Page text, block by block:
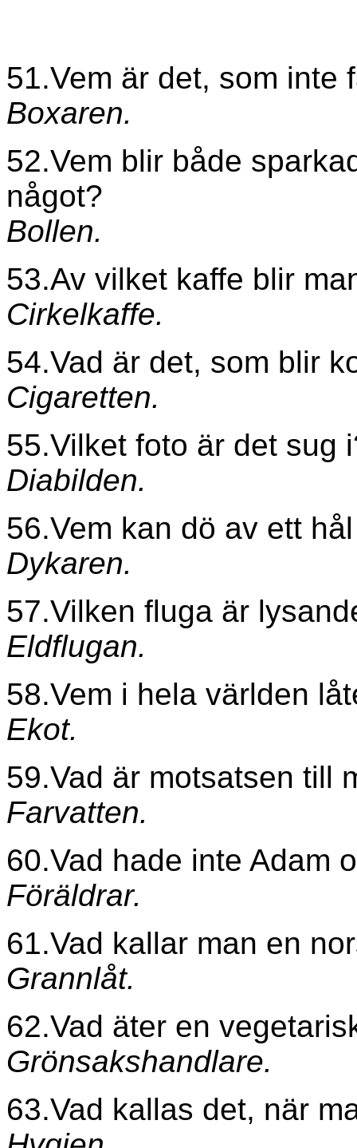
51.Vem är det, som inte
Boxaren.
52.Vem blir både
något?
Bollen.
53.Av vilket kaffe blir
Cirkelkaffe.
54.Vad är det, som blir
Cigaretten.
55.Vilket foto är det sug
Diabilden.
56.Vem kan dö av ett
Dykaren.
57.Vilken fluga är
Eldflugan.
58.Vem i hela världen
Ekot.
59.Vad är motsatsen till
Farvatten.
60.Vad hade inte Adam
Föräldrar.
61.Vad kallar man en
Grannlåt.
62.Vad äter en
Grönsakshandlare.
63.Vad kallas det, när